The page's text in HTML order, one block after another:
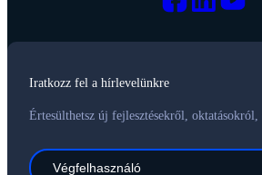
Iratkozz fel a hírlevelünkre
Értesülthetsz új fejlesztésekről, oktatásokról,